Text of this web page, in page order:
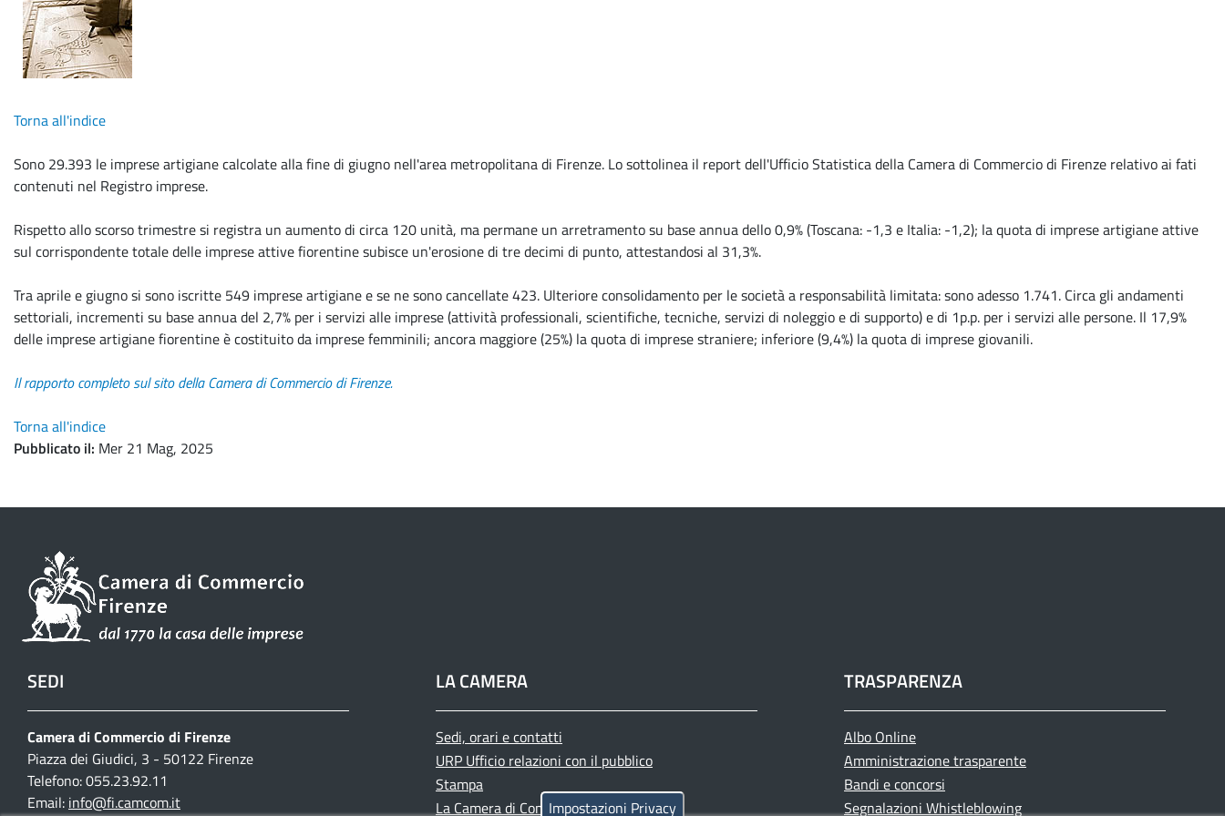
Torna all'indice
Sono 29.393 le imprese artigiane calcolate alla fine di giugno nell'area metropolitana di Firenze. Lo sottolinea il report dell'Ufficio Statistica della Camera di Commercio di Firenze relativo ai fati
contenuti nel Registro imprese.
Rispetto allo scorso trimestre si registra un aumento di circa 120 unità, ma permane un arretramento su base annua dello 0,9% (Toscana: -1,3 e Italia: -1,2); la quota di imprese artigiane attive
sul corrispondente totale delle imprese attive fiorentine subisce un'erosione di tre decimi di punto, attestandosi al 31,3%.
Tra aprile e giugno si sono iscritte 549 imprese artigiane e se ne sono cancellate 423. Ulteriore consolidamento per le società a responsabilità limitata: sono adesso 1.741. Circa gli andamenti
settoriali, incrementi su base annua del 2,7% per i servizi alle imprese (attività professionali, scientifiche, tecniche, servizi di noleggio e di supporto) e di 1p.p. per i servizi alle persone. Il 17,9%
delle imprese artigiane fiorentine è costituito da imprese femminili; ancora maggiore (25%) la quota di imprese straniere; inferiore (9,4%) la quota di imprese giovanili.
Il rapporto completo sul sito della Camera di Commercio di Firenze.
Torna all'indice
Pubblicato il Mer 21 Mag, 2025
SEDI
Camera di Commercio di Firenze
Piazza dei Giudici, 3 - 50122 Firenze
Telefono: 055.23.92.11
Email: info@fi.camcom.it
LA CAMERA
Sedi, orari e contatti
URP Ufficio relazioni con il pubblico
Stampa
La Camera di Commercio oggi
TRASPARENZA
Albo Online
Amministrazione trasparente
Bandi e concorsi
Segnalazioni Whistleblowing
Impostazioni Privacy